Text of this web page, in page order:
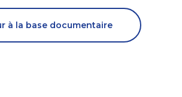
à la base documentaire